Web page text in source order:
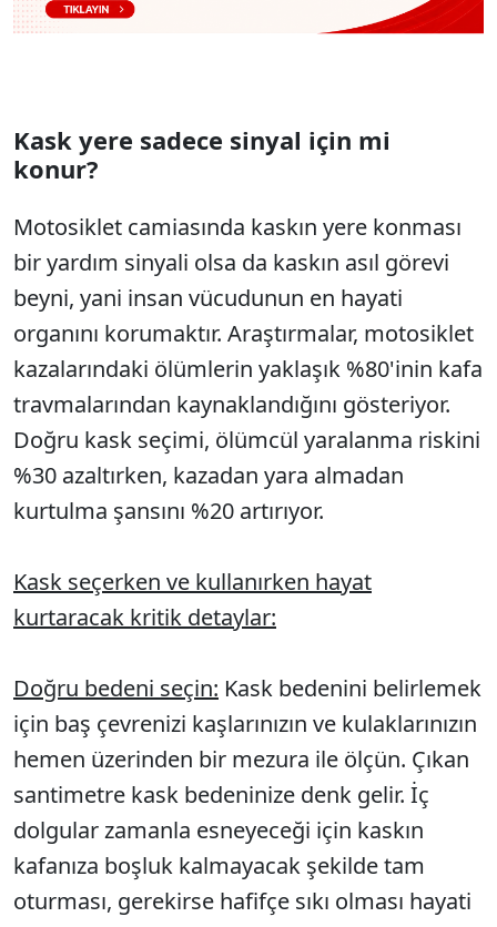
Kask yere sadece sinyal için mi
konur?
Motosiklet camiasında kaskın yere konması
bir yardım sinyali olsa da kaskın asıl görevi
beyni, yani insan vücudunun en hayati
organını korumaktır. Araştırmalar, motosiklet
kazalarındaki ölümlerin yaklaşık %80'inin kafa
travmalarından kaynaklandığını gösteriyor.
Doğru kask seçimi, ölümcül yaralanma riskini
%30 azaltırken, kazadan yara almadan
kurtulma şansını %20 artırıyor.
Kask seçerken ve kullanırken hayat
kurtaracak kritik detaylar:
Doğru bedeni seçin: Kask bedenini belirlemek
için baş çevrenizi kaşlarınızın ve kulaklarınızın
hemen üzerinden bir mezura ile ölçün. Çıkan
santimetre kask bedeninize denk gelir. İç
dolgular zamanla esneyeceği için kaskın
kafanıza boşluk kalmayacak şekilde tam
oturması, gerekirse hafifçe sıkı olması hayati